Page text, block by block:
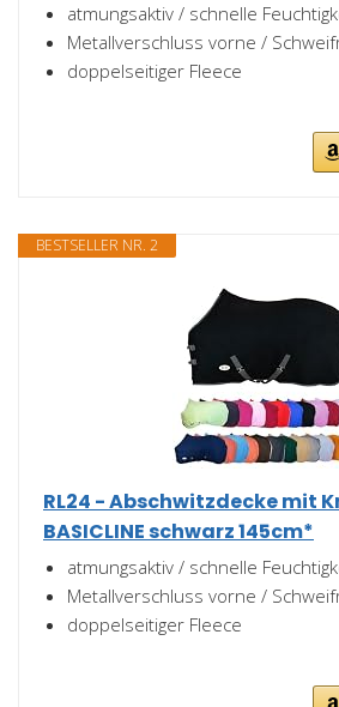
atmungsaktiv / schnelle
Metallverschluss vorne /
doppelseitiger Fleece
BESTSELLER NR. 2
RL24 - Abschwitzdecke mit
BASICLINE schwarz 145cm*
atmungsaktiv / schnelle
Metallverschluss vorne /
doppelseitiger Fleece